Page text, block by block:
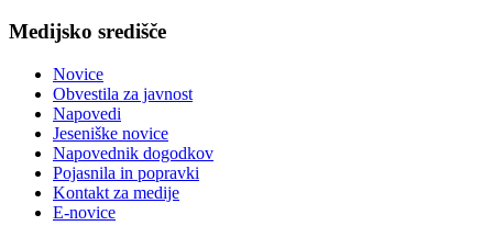
Medijsko središče
Novice
Obvestila za javnost
Napovedi
Jeseniške novice
Napovednik dogodkov
Pojasnila in popravki
Kontakt za medije
E-novice